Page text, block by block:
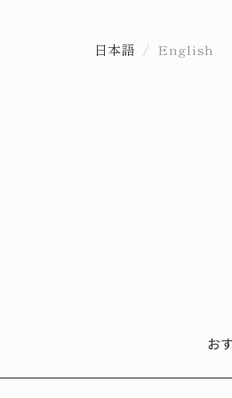
日本語 English